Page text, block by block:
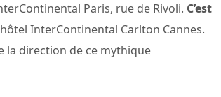
Paris, rue de Rivoli. C’est
InterContinental Carlton Cannes.
la direction de ce mythique